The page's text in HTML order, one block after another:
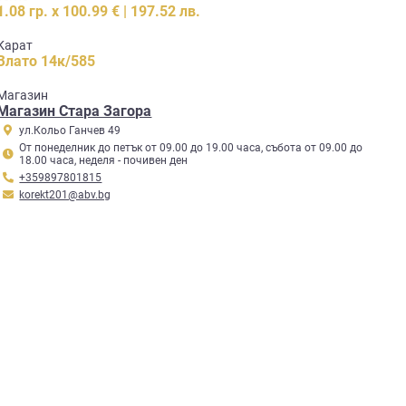
гр. x 100.99 € | 197.52 лв.
14к/585
Стара Загора
ул.Кольо Ганчев 49
От понеделник до петък от 09.00 до 19.00 часа, събота от 09.00 до
18.00 часа, неделя - почивен ден
+359897801815
korekt201@abv.bg